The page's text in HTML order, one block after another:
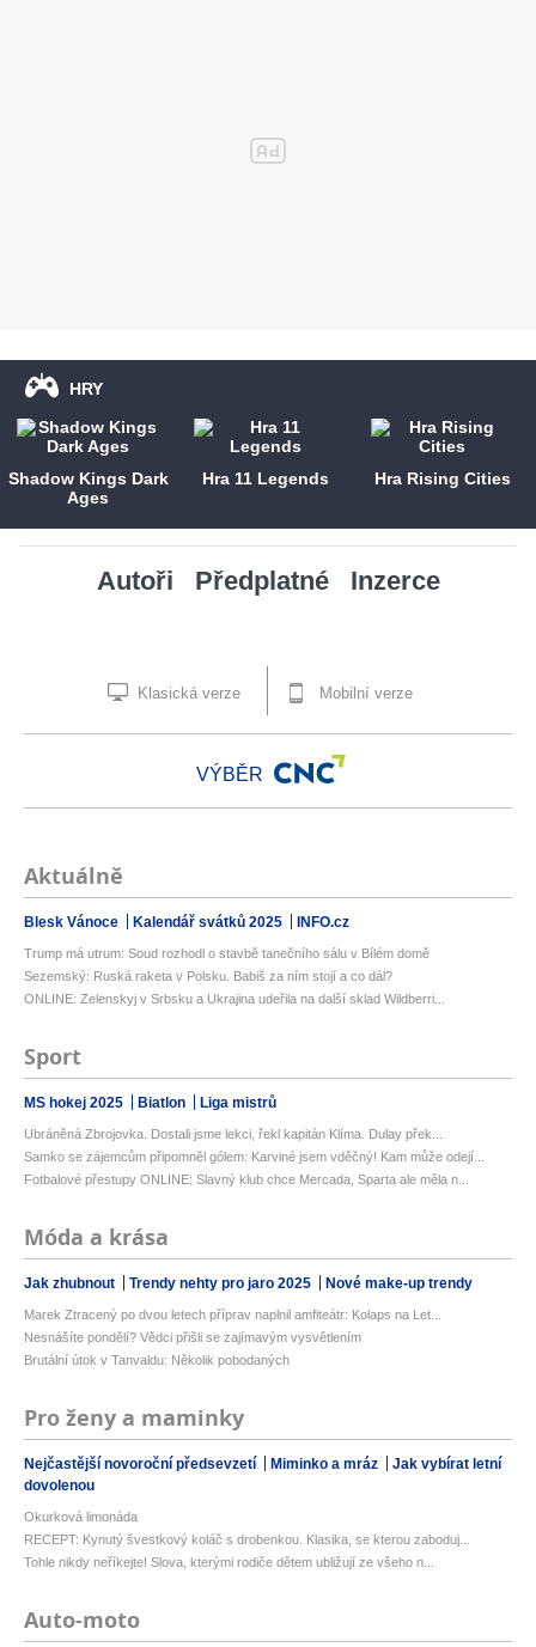
HRY
Shadow Kings Dark
Ages
Hra 11 Legends Hra Rising Cities
Autoři Předplatné Inzerce
Klasická verze Mobilní verze
VÝBĚR
Aktuálně
Blesk Vánoce Kalendář svátků 2025 INFO.cz
Trump má utrum: Soud rozhodl o stavbě tanečního sálu v Bílém domě
Sezemský: Ruská raketa v Polsku. Babiš za ním stojí a co dál?
ONLINE: Zelenskyj v Srbsku a Ukrajina udeřila na další sklad Wildberri...
Sport
MS hokej 2025 Biatlon Liga mistrů
Ubráněná Zbrojovka. Dostali jsme lekci, řekl kapitán Klíma. Dulay přek...
Samko se zájemcům připomněl gólem: Karviné jsem vděčný! Kam může odejí...
Fotbalové přestupy ONLINE: Slavný klub chce Mercada, Sparta ale měla n...
Móda a krása
Jak zhubnout Trendy nehty pro jaro 2025 Nové make-up trendy
Marek Ztracený po dvou letech příprav naplnil amfiteátr: Kolaps na Let...
Nesnášíte pondělí? Vědci přišli se zajímavým vysvětlením
Brutální útok v Tanvaldu: Několik pobodaných
Pro ženy a maminky
Nejčastější novoroční předsevzetí Miminko a mráz
Jak vybírat letní
dovolenou
Okurková limonáda
RECEPT: Kynutý švestkový koláč s drobenkou. Klasika, se kterou zaboduj...
Tohle nikdy neříkejte! Slova, kterými rodiče dětem ubližují ze všeho n...
Auto-moto